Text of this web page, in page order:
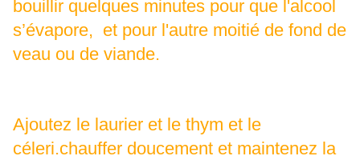
bouillir quelques minutes pour que l'alcool
s’évapore, et pour l'autre moitié de fond de
veau ou de viande.
Ajoutez le laurier et le thym et le
céleri.chauffer doucement et maintenez la